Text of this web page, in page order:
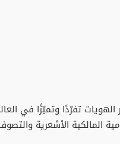
تفرّدًا وتميّزًا في
المالكية الأشعرية